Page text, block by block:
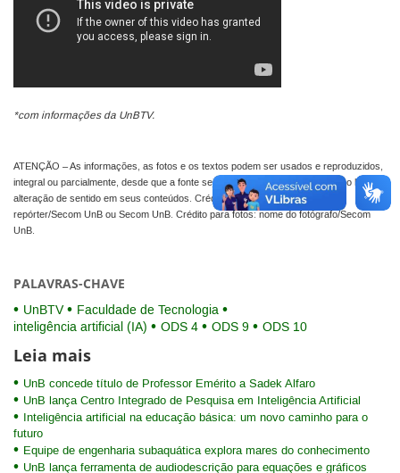
*com informações da UnBTV.
ATENÇÃO – As informações, as fotos e os textos podem ser usados e reproduzidos,
integral ou parcialmente, desde que a fonte seja devidamente citada e que não haja
alteração de sentido em seus conteúdos. Crédito para textos: nome do
repórter/Secom UnB ou Secom UnB. Crédito para fotos: nome do fotógrafo/Secom
UnB.
PALAVRAS-CHAVE
UnBTV
Faculdade de Tecnologia
inteligência artificial (IA)
ODS 4 ODS 9 ODS 10
Leia mais
UnB concede título de Professor Emérito a Sadek Alfaro
UnB lança Centro Integrado de Pesquisa em Inteligência Artificial
Inteligência artificial na educação básica: um novo caminho para o
futuro
Equipe de engenharia subaquática explora mares do conhecimento
UnB lança ferramenta de audiodescrição para equações e gráficos